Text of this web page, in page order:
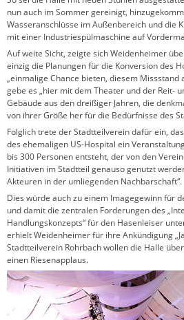
nun auch im Sommer gereinigt,
Wasseranschlüsse im Außenbereich und die
mit einer Industriespülmaschine auf
Auf weite Sicht, zeigte sich Weidenheimer
einzig die Planungen für die Konversion des
„einmalige Chance bieten, diesem Missstand
gebe es „hier mit dem Theater und der Reit-
Gebäude aus den dreißiger Jahren, die
von ihrer Größe her für die Bedürfnisse des
Folglich trete der Stadtteilverein dafür ein,
des ehemaligen US-Hospital ein
bis 300 Personen entsteht, der von den
Initiativen im Stadtteil genauso genutzt
Akteuren in der umliegenden Nachbarschaft“.
Dies würde auch zu einem Imagegewinn für
und damit die zentralen Forderungen des
Handlungskonzepts“ für den Hasenleiser
erhielt Weidenheimer für ihre Ankündigung
Stadtteilverein Rohrbach wollen die Halle
einen Riesenapplaus.